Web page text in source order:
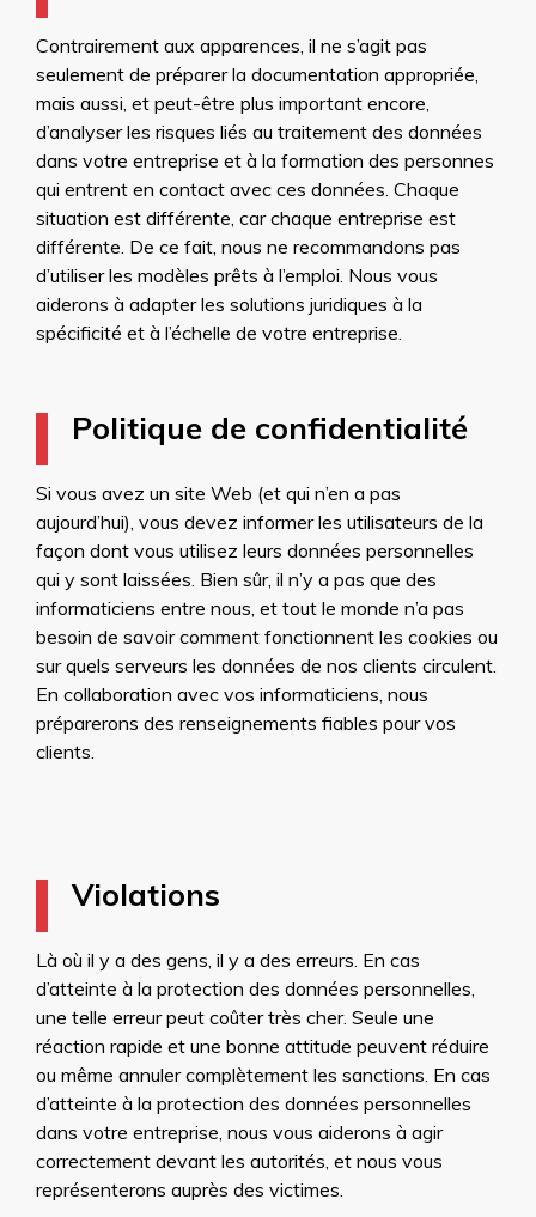
Contrairement aux apparences, il ne s’agit pas
seulement de préparer la documentation appropriée,
mais aussi, et peut-être plus important encore,
d’analyser les risques liés au traitement des données
dans votre entreprise et à la formation des personnes
qui entrent en contact avec ces données. Chaque
situation est différente, car chaque entreprise est
différente. De ce fait, nous ne recommandons pas
d’utiliser les modèles prêts à l’emploi. Nous vous
aiderons à adapter les solutions juridiques à la
spécificité et à l’échelle de votre entreprise.
Politique de confidentialité
Si vous avez un site Web (et qui n’en a pas
aujourd’hui), vous devez informer les utilisateurs de la
façon dont vous utilisez leurs données personnelles
qui y sont laissées. Bien sûr, il n’y a pas que des
informaticiens entre nous, et tout le monde n’a pas
besoin de savoir comment fonctionnent les cookies ou
sur quels serveurs les données de nos clients circulent.
En collaboration avec vos informaticiens, nous
préparerons des renseignements fiables pour vos
clients.
Violations
Là où il y a des gens, il y a des erreurs. En cas
d’atteinte à la protection des données personnelles,
une telle erreur peut coûter très cher. Seule une
réaction rapide et une bonne attitude peuvent réduire
ou même annuler complètement les sanctions. En cas
d’atteinte à la protection des données personnelles
dans votre entreprise, nous vous aiderons à agir
correctement devant les autorités, et nous vous
représenterons auprès des victimes.